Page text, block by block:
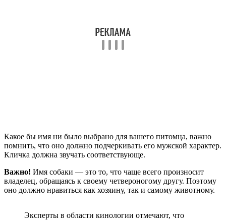
Какое бы имя ни было выбрано для вашего питомца, важно
помнить, что оно должно подчеркивать его мужской характер.
Кличка должна звучать соответствующе.
Важно! Имя собаки — это то, что чаще всего произносит
владелец, обращаясь к своему четвероногому другу. Поэтому
оно должно нравиться как хозяину, так и самому животному.
Эксперты в области кинологии отмечают, что